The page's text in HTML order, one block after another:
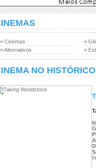
» Cinemas
» Alternativos
»
»
NO HISTÓRICO